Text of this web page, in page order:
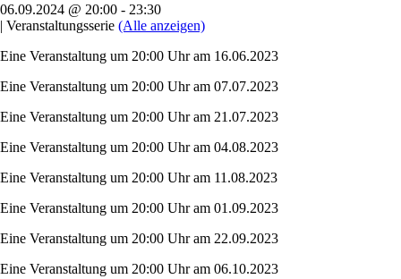
06.09.2024 @ 20:00 - 23:30
| Veranstaltungsserie (Alle anzeigen)
Eine Veranstaltung um 20:00 Uhr am 16.06.2023
Eine Veranstaltung um 20:00 Uhr am 07.07.2023
Eine Veranstaltung um 20:00 Uhr am 21.07.2023
Eine Veranstaltung um 20:00 Uhr am 04.08.2023
Eine Veranstaltung um 20:00 Uhr am 11.08.2023
Eine Veranstaltung um 20:00 Uhr am 01.09.2023
Eine Veranstaltung um 20:00 Uhr am 22.09.2023
Eine Veranstaltung um 20:00 Uhr am 06.10.2023